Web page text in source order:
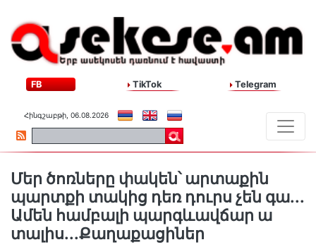
FB TikTok Telegram
Հինգշաբթի, 06.08.2026
Մեր ծոռները փակեն՝ արտաքին
պարտքի տակից դեռ դուրս չեն գա․․․
Ամեն համբալի պարգևավճար ա
տալիս․․․Քաղաքացիներ